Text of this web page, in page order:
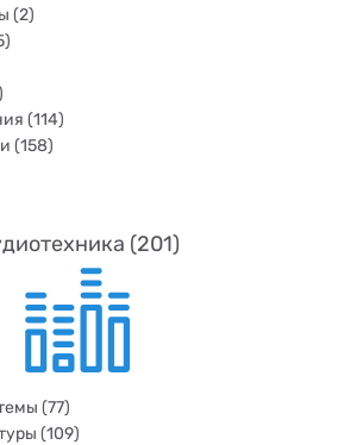
(2)
(114)
(158)
(201)
(77)
(109)